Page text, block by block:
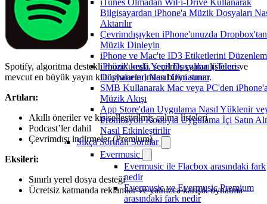
iTunes Olmadan WiFi-Drive Kullanarak
Bilgisayardan iPhone'a Müzik Dosyaları
Aktarılır
Çevrimdışıyken iPhone'unuzda Dropbox'tan
Müzik Dinleyin
iPhone ve Mac'te ID3 Etiketlerini
iPhone'umda Yerel Dosyaları (iTunes
Dosyalarını) Nasıl Oynatırım
SMB Kullanarak Mac veya PC'den
Müzik Akışı
App Store'dan Uygulama Nasıl Yüklenir
Promosyon Koduyla Uygulama İçi Satın
Nasıl Etkinleştirilir
Sıkça Sorulan Sorular
Evermusic
Evermusic ile Flacbox arasındaki fark
nedir
Evermusic ve Evermusic Premium
arasındaki fark nedir
Spotify, algoritma destekli müzik keşfi, seçilmiş çalma listeleri ve
mevcut en büyük yayın kütüphanelerinden birini sunar.
Artıları:
Akıllı öneriler ve kişiselleştirilmiş çalma listeleri
Podcast’ler dahil
Çevrimdışı indirmeler (Premium)
Eksileri:
Sınırlı yerel dosya desteği
Ücretsiz katmanda reklamlar ve yalnızca karışık oynatma